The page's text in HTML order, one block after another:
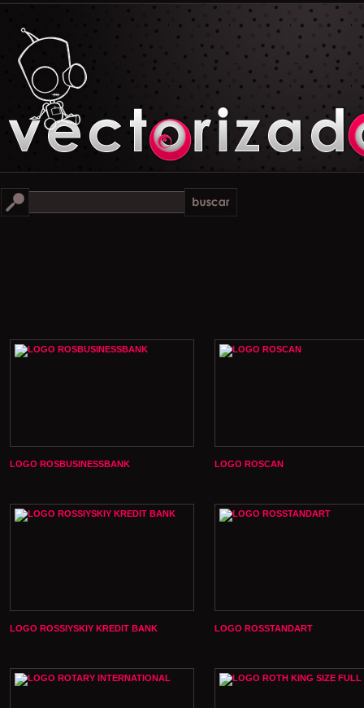
LOGO ROSBUSINESSBANK LOGO ROSCAN
LOGO ROSSIYSKIY KREDIT BANK LOGO ROSSTANDART